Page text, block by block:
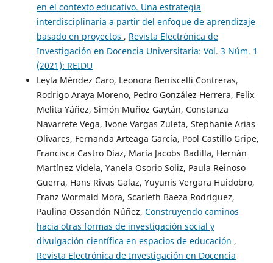
en el contexto educativo. Una estrategia
interdisciplinaria a partir del enfoque de aprendizaje
basado en proyectos , Revista Electrónica de
Investigación en Docencia Universitaria: Vol. 3 Núm. 1
(2021): REIDU
Leyla Méndez Caro, Leonora Beniscelli Contreras,
Rodrigo Araya Moreno, Pedro González Herrera, Felix
Melita Yáñez, Simón Muñoz Gaytán, Constanza
Navarrete Vega, Ivone Vargas Zuleta, Stephanie Arias
Olivares, Fernanda Arteaga García, Pool Castillo Gripe,
Francisca Castro Díaz, María Jacobs Badilla, Hernán
Martínez Videla, Yanela Osorio Soliz, Paula Reinoso
Guerra, Hans Rivas Galaz, Yuyunis Vergara Huidobro,
Franz Wormald Mora, Scarleth Baeza Rodríguez,
Paulina Ossandón Núñez, Construyendo caminos
hacia otras formas de investigación social y
divulgación científica en espacios de educación ,
Revista Electrónica de Investigación en Docencia